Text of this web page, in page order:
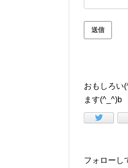
おもしろい
ます(^_^)b
フォローし